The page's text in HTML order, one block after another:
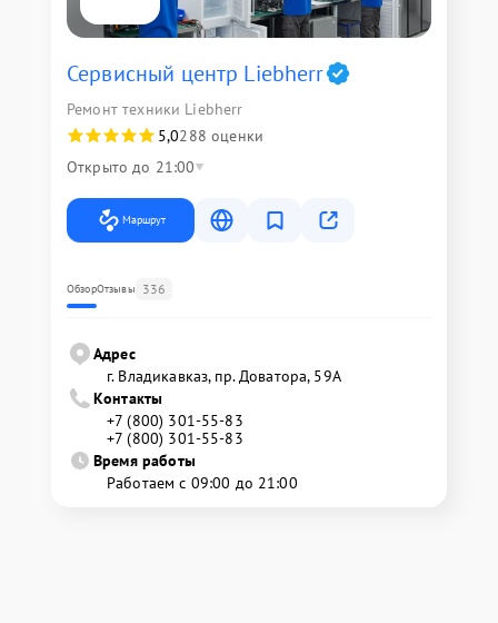
Сервисный центр Liebherr
Ремонт техники Liebherr
5,0288 оценки
Открыто до 21:00
Маршрут
ОбзорОтзывы 336
Адрес
г. Владикавказ, пр. Доватора, 59А
Контакты
+7 (800) 301-55-83
+7 (800) 301-55-83
Время работы
Работаем с 09:00 до 21:00